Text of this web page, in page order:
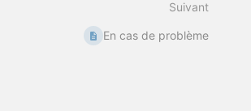
Suivant
En cas de problème